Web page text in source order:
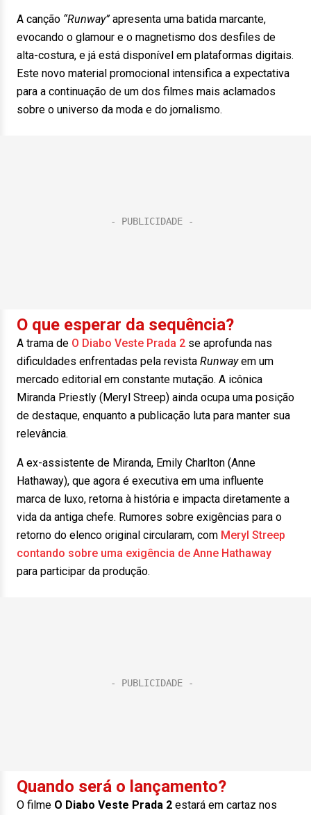
A canção “Runway”apresenta uma batida marcante,
evocando o glamour e o magnetismo dos desfiles de
alta-costura, e já está disponível em plataformas digitais.
Este novo material promocional intensifica a expectativa
para a continuação de um dos filmes mais aclamados
sobre o universo da moda e do jornalismo.
O que esperar da sequência?
A trama de O Diabo Veste Prada 2 se aprofunda nas
dificuldades enfrentadas pela revista Runwayem um
mercado editorial em constante mutação. A icônica
Miranda Priestly (Meryl Streep) ainda ocupa uma posição
de destaque, enquanto a publicação luta para manter sua
relevância.
A ex-assistente de Miranda, Emily Charlton (Anne
Hathaway), que agora é executiva em uma influente
marca de luxo, retorna à história e impacta diretamente a
vida da antiga chefe. Rumores sobre exigências para o
retorno do elenco original circularam, com Meryl Streep
contando sobre uma exigência de Anne Hathaway
para participar da produção.
Quando será o lançamento?
O filme O Diabo Veste Prada 2 estará em cartaz nos